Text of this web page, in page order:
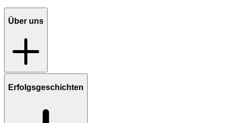
Über uns
Erfolgsgeschichten